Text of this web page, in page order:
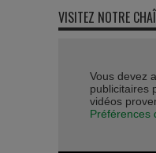
VISITEZ NOTRE
Vous devez
publicitaires
vidéos
Préférences